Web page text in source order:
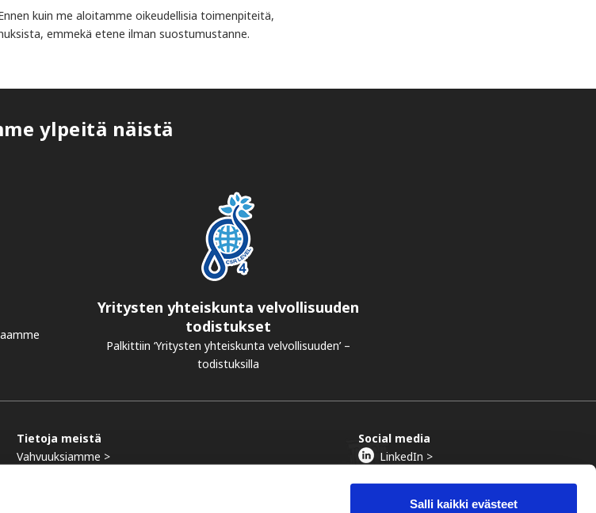
Salli kaikki evästeet
kuin me aloitamme oikeudellisia toimenpiteitä,
emmekä etene ilman suostumustanne.
ylpeitä näistä
Yritysten yhteiskunta velvollisuuden
todistukset
Palkittiin ‘Yritysten yhteiskunta velvollisuuden’ –
todistuksilla
Tietoja meistä
Vahvuuksiamme >
Social media
LinkedIn >